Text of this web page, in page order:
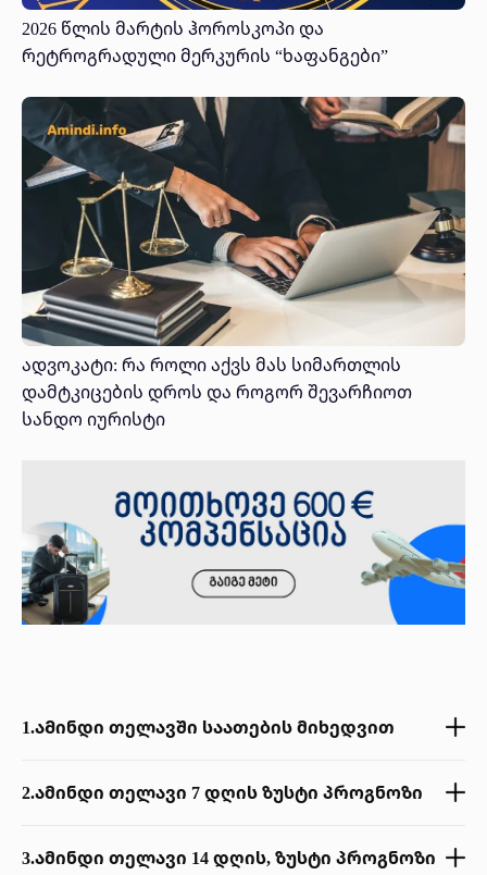
2026 წლის მარტის ჰოროსკოპი და
რეტროგრადული მერკურის “ხაფანგები”
ადვოკატი: რა როლი აქვს მას სიმართლის
დამტკიცების დროს და როგორ შევარჩიოთ
სანდო იურისტი
1.აᲛინდი თელავში საათების მიხედვით
2.ამინდი თელავი 7 დღის ზუსტი პროგნოზი
3.ამინდი თელავი 14 დღის, ზუსტი პროგნოზი